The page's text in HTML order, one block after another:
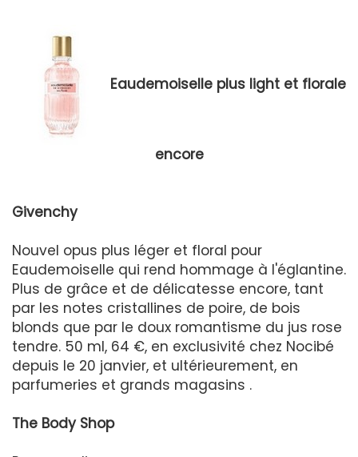
Eaudemoiselle plus light et florale
encore
Givenchy
Nouvel opus plus léger et floral pour
Eaudemoiselle qui rend hommage à l'églantine.
Plus de grâce et de délicatesse encore, tant
par les notes cristallines de poire, de bois
blonds que par le doux romantisme du jus rose
tendre. 50 ml, 64 €, en exclusivité chez Nocibé
depuis le 20 janvier, et ultérieurement, en
parfumeries et grands magasins .
The Body Shop